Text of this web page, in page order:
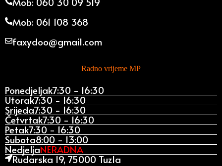
Mob: 061 108 368
faxydoo@gmail.com
Radno vrijeme MP
Ponedjeljak7:30 - 16:30
Utorak7:30 - 16:30
Srijeda7:30 - 16:30
Četvrtak7:30 - 16:30
Petak7:30 - 16:30
Subota8:00 - 13:00
NedjeljaNERADNA
Rudarska 19, 75000 Tuzla